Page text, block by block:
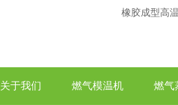
橡胶成型高
关于我们 燃气模温机 燃气